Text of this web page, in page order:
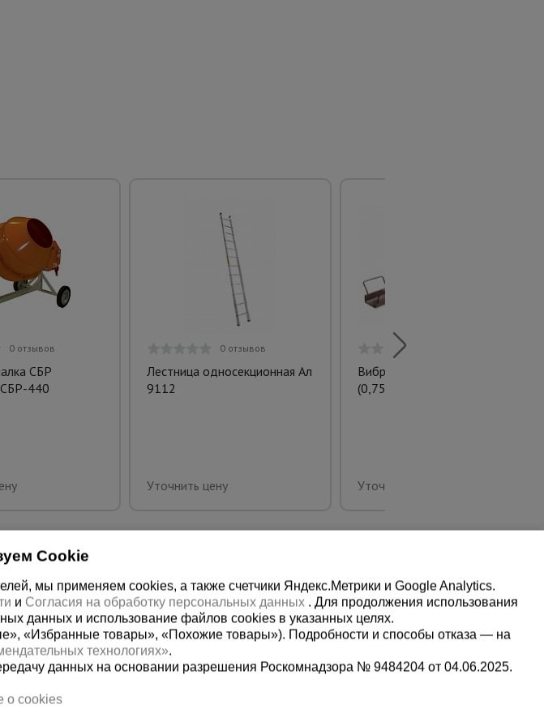
0 отзывов
СБР
440
0 отзывов
Лестница односекционная Ал
9112
Уточнить цену
Виброрейка ZW 35 - 3,0 м
(0,75 кВт, 220 В)
Уточнить цену
+7 (495) 640-80-81
Мы в социальных сетях:
Cookie
мы применяем cookies, а также счетчики Яндекс.Метрики и Google Analytics.
и Согласия на обработку персональных данных . Для продолжения использования
данных и использование файлов cookies в указанных целях.
«Избранные товары», «Похожие товары»). Подробности и способы отказа — на
технологиях».
данных на основании разрешения Роскомнадзора № 9484204 от 04.06.2025.
о cookies